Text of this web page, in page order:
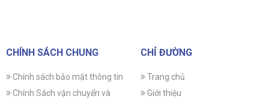
CHÍNH SÁCH CHUNG
Chính sách bảo mật thông tin
Chính Sách vận chuyển và
CHỈ ĐƯỜNG
Trang chủ
Giới thiệu